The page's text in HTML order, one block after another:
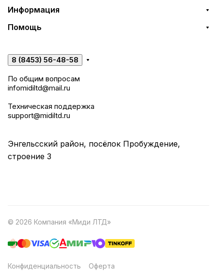
Информация
Помощь
8 (8453) 56-48-58
По общим вопросам
infomidiltd@mail.ru
Техническая поддержка
support@midiltd.ru
Энгельсский район, посёлок Пробуждение,
строение 3
© 2026 Компания «Миди ЛТД»
Конфиденциальность Оферта